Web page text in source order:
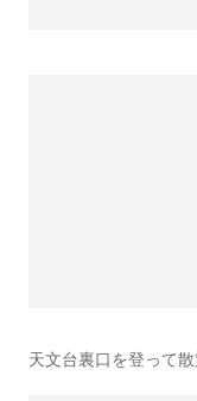
天文台裏口を登って